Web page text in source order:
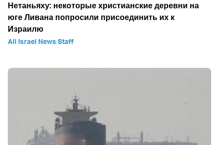
Нетаньяху: некоторые христианские деревни на
юге Ливана попросили присоединить их к
Израилю
All Israel News Staff